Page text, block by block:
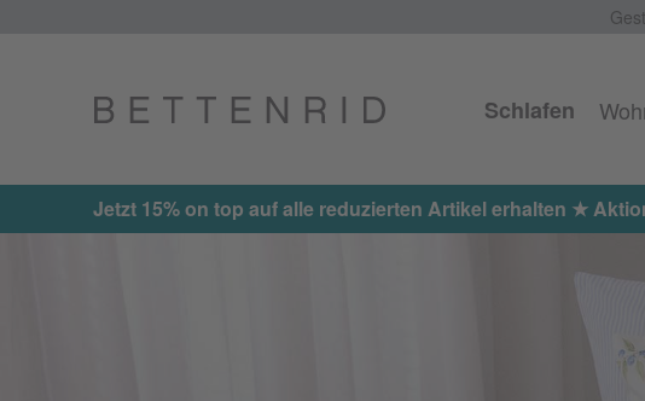
Schlafen
Jetzt 15% on top auf alle reduzierten Artikel erhalten ★